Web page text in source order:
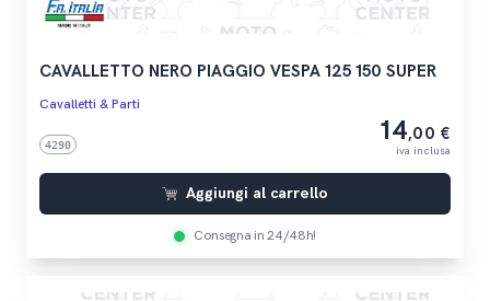
CAVALLETTO NERO PIAGGIO VESPA 125 150 SUPER
Cavalletti & Parti
4290 14,00 €
iva inclusa
Aggiungi al carrello
Consegna in 24/48h!